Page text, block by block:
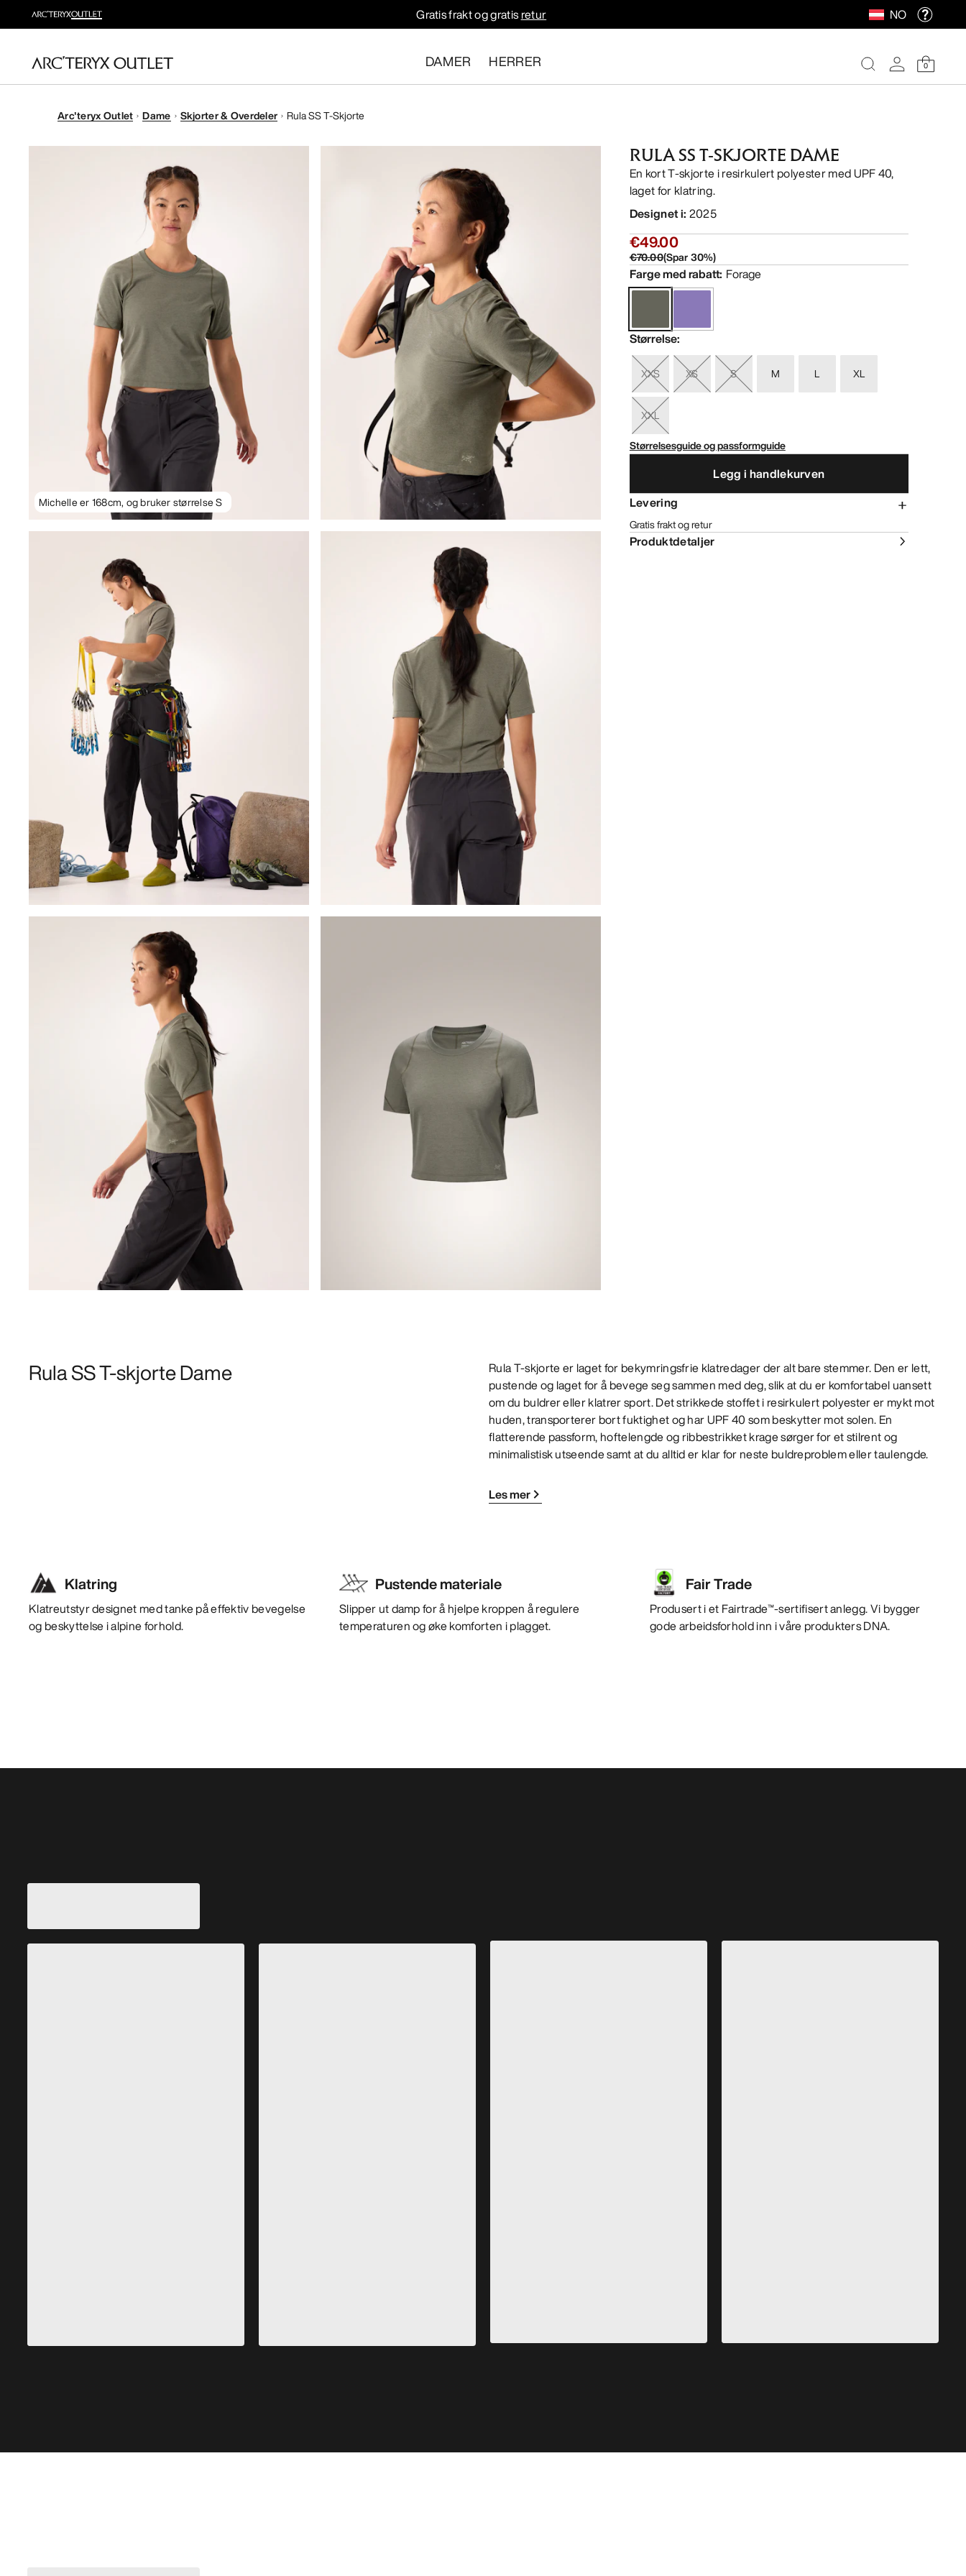
Gratis frakt og gratisretur NO
DAMER HERRER 0
Arc'teryx Outlet Dame Skjorter & Overdeler Rula SS T-Skjorte
Michelle er 168cm, og bruker størrelse S
RULA SS T-SKJORTE DAME
En kort T-skjorte i resirkulert polyester med UPF 40,
laget for klatring.
Designet i: 2025
€49.00
€70.00(Spar30%)
Farge med rabatt: Forage
Størrelse:
XXS XS S M L XL
XXL
Størrelsesguide og passformguide
Legg i handlekurven
Levering
Gratis frakt og retur
Produktdetaljer
Rula SS T-skjorte Dame
Rula T-skjorte er laget for bekymringsfrie klatredager der alt bare stemmer. Den er lett,
pustende og laget for å bevege seg sammen med deg, slik at du er komfortabel uansett
om du buldrer eller klatrer sport. Det strikkede stoffet i resirkulert polyester er mykt mot
huden, transporterer bort fuktighet og har UPF 40 som beskytter mot solen. En
flatterende passform, hoftelengde og ribbestrikket krage sørger for et stilrent og
minimalistisk utseende samt at du alltid er klar for neste buldreproblem eller taulengde.
Les mer
Klatring
Klatreutstyr designet med tanke på effektiv bevegelse
og beskyttelse i alpine forhold.
Pustende materiale
Slipper ut damp for å hjelpe kroppen å regulere
temperaturen og øke komforten i plagget.
Fair Trade
Produsert i et Fairtrade™-sertifisert anlegg. Vi bygger
gode arbeidsforhold inn i våre produkters DNA.